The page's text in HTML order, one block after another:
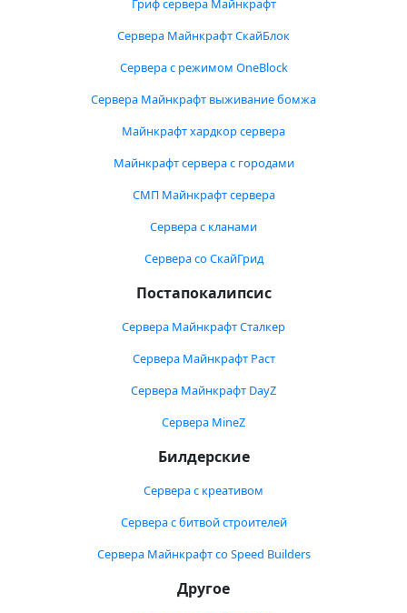
Гриф сервера Майнкрафт
Сервера Майнкрафт СкайБлок
Сервера с режимом OneBlock
Сервера Майнкрафт выживание бомжа
Майнкрафт хардкор сервера
Майнкрафт сервера с городами
СМП Майнкрафт сервера
Сервера с кланами
Сервера со СкайГрид
Постапокалипсис
Сервера Майнкрафт Сталкер
Сервера Майнкрафт Раст
Сервера Майнкрафт DayZ
Сервера MineZ
Билдерские
Сервера с креативом
Сервера с битвой строителей
Сервера Майнкрафт со Speed Builders
Другое